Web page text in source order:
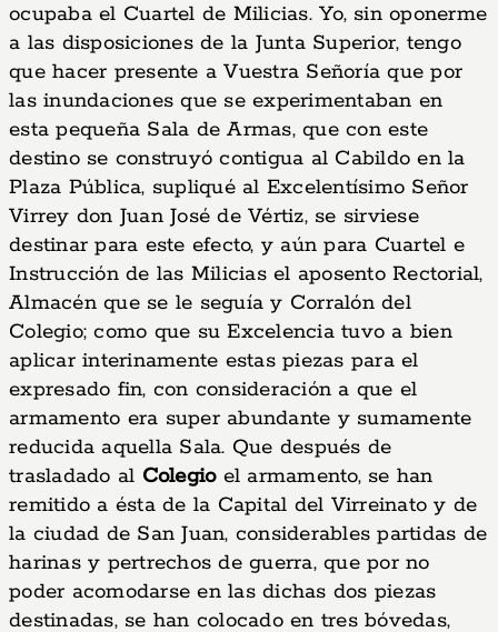
ocupaba el Cuartel de Milicias. Yo, sin oponerme
a las disposiciones de la Junta Superior, tengo
que hacer presente a Vuestra Señoría que por
las inundaciones que se experimentaban en
esta pequeña Sala de Armas, que con este
destino se construyó contigua al Cabildo en la
Plaza Pública, supliqué al Excelentísimo Señor
Virrey don Juan José de Vértiz, se sirviese
destinar para este efecto, y aún para Cuartel e
Instrucción de las Milicias el aposento Rectorial,
Almacén que se le seguía y Corralón del
Colegio; como que su Excelencia tuvo a bien
aplicar interinamente estas piezas para el
expresado fin, con consideración a que el
armamento era super abundante y sumamente
reducida aquella Sala. Que después de
trasladado al Colegioel armamento, se han
remitido a ésta de la Capital del Virreinato y de
la ciudad de San Juan, considerables partidas de
harinas y pertrechos de guerra, que por no
poder acomodarse en las dichas dos piezas
destinadas, se han colocado en tres bóvedas,